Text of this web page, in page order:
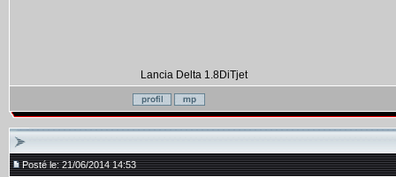
Lancia Delta 1.8DiTjet
Posté le: 21/06/2014 14:53